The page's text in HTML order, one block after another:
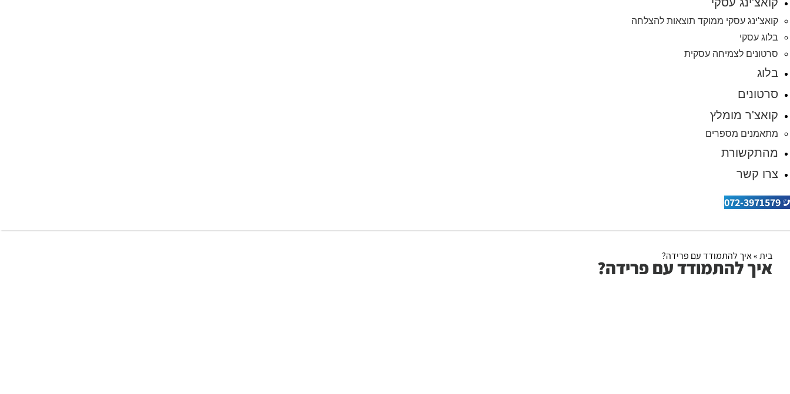
קואצ'ינג עסקי ממוקד תוצאות להצלחה
בלוג עסקי
סרטונים לצמיחה עסקית
בלוג
סרטונים
קואצ'ר מומלץ
מתאמנים מספרים
מהתקשורת
צרו קשר
072-3971579
בית»איך להתמודד עם פרידה?
איך להתמודד עם פרידה?